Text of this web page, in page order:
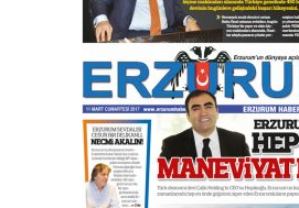
çekmemeli!
17 Şubat 2026 SalıOrhan BOZKURT
Bir fotoğraf, bir şehir,
gazeteci… Dizginler
elinde?
31 Mart 2026 Salı
A. Berhan Yılmaz
BİR BÖLÜM DEĞİL, BİR
SEÇİYORSUNUZ…
ATATÜRK ÜNİVERSİTESİ?”